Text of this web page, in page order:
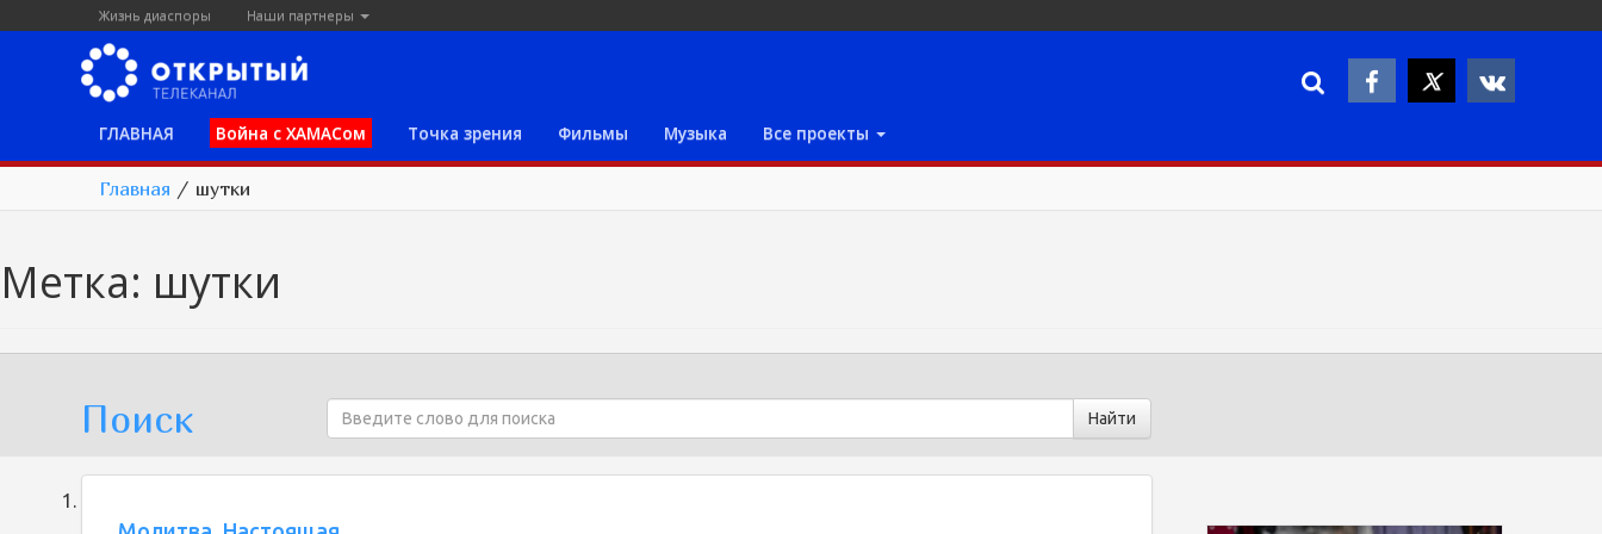
Жизнь диаспоры Наши партнеры
ГЛАВНАЯ Война с ХАМАСом Точка зрения Фильмы Музыка Все проекты
Главная / шутки
Метка: шутки
Поиск